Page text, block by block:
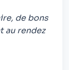
de bons
au rendez